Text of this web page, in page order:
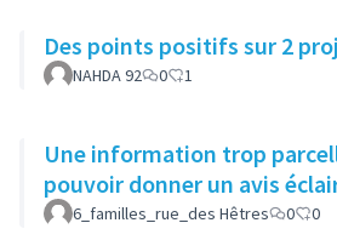
Des points positifs sur 2
NAHDA 92 0 1
Une information trop
pouvoir donner un avis
6_familles_rue_des Hêtres 0 0